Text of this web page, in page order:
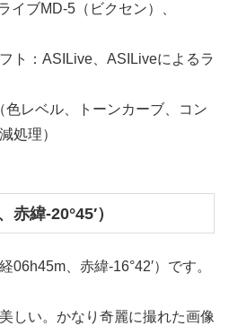
イブMD-5（ビクセン）、
ト：ASILive、ASILiveによるラ
色レベル、トーンカーブ、コン
処理）
緯-20°45′）
06h45m、赤緯-16°42′）です。
しい。かなり奇麗に撮れた画像